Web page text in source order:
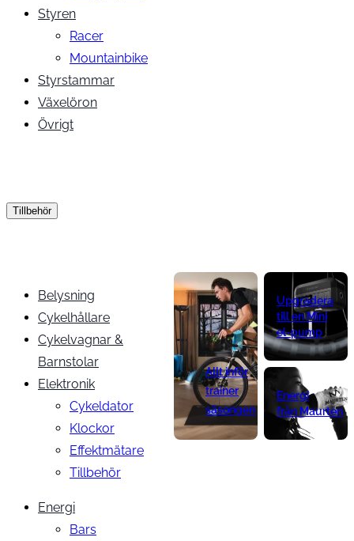
Styren
Racer
Mountainbike
Styrstammar
Växelöron
Övrigt
Tillbehör
Belysning
Cykelhållare
Cykelvagnar &
Barnstolar
Elektronik
Cykeldator
Klockor
Effektmätare
Tillbehör
Energi
Bars
Allt inför
trainer
säsongen
Upgradera
till en Mini
el-pump
Energi
från Maurten